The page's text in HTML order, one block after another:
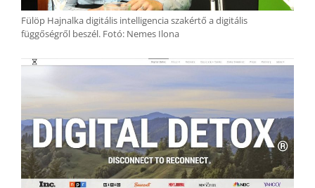
Fülöp Hajnalka digitális intelligencia szakértő a digitális
függőségről beszél. Fotó: Nemes Ilona